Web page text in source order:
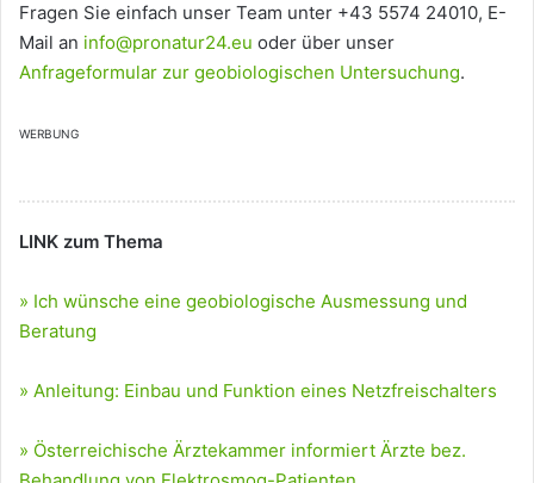
Fragen Sie einfach unser Team unter +43 5574 24010, E-
Mail an info@pronatur24.eu oder über unser
Anfrageformular zur geobiologischen Untersuchung.
WERBUNG
LINK zum Thema
» Ich wünsche eine geobiologische Ausmessung und
Beratung
» Anleitung: Einbau und Funktion eines Netzfreischalters
» Österreichische Ärztekammer informiert Ärzte bez.